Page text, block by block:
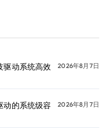
驱动系统高效
2026年8月7日
动的系统级容
2026年8月7日